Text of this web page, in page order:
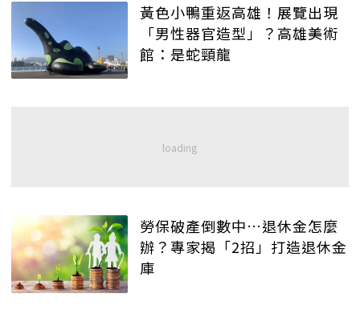
黃色小鴨重返高雄！展覽出現
「男性器官造型」？高雄美術
館：是蛇頸龍
勞保破產倒數中…退休金怎麼
辦？專家揭「2招」打造退休金
庫